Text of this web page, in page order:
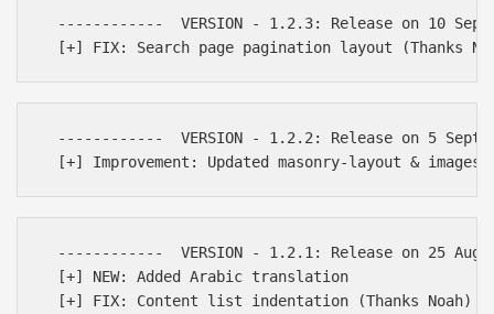
------------  VERSION - 1.2.3: Release on 10
------------  VERSION - 1.2.2: Release on 5 Sept
------------  VERSION - 1.2.1: Release on 25
  [+] NEW: Added Arabic translation